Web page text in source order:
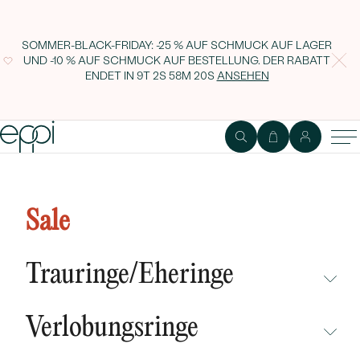
SOMMER-BLACK-FRIDAY: -25 % AUF SCHMUCK AUF LAGER
UND -10 % AUF SCHMUCK AUF BESTELLUNG. DER RABATT
ENDET IN9T 2S 58M 19S ANSEHEN
Sale
Trauringe/Eheringe
NEUHEITEN
Verlobungsringe